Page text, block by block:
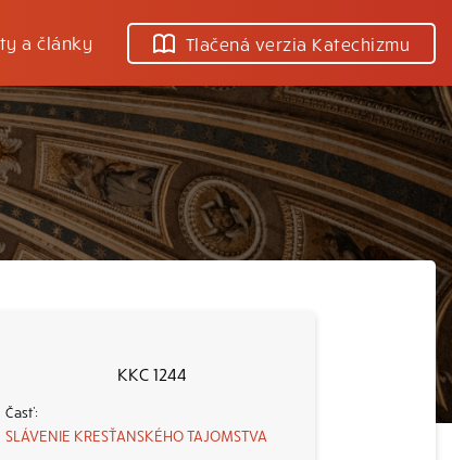
a články Tlačená verzia Katechizmu
KKC 1244
SLÁVENIE KRESŤANSKÉHO TAJOMSTVA